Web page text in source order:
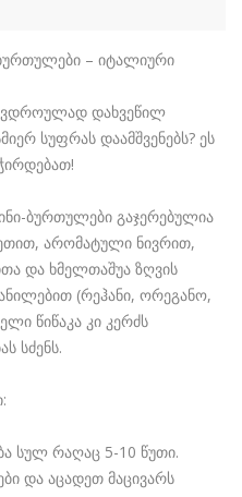
– იტალიური
დახვეწილ
სუფრას დაამშვენებს? ეს
ბურთულები გაჯერებულია
არომატული ნივრით,
და ხმელთაშუა ზღვის
(რეჰანი, ორეგანო,
წიწაკა კი კერძს
სძენს.
სულ რაღაც 5-10 წუთი.
და აცადეთ მაცივარს